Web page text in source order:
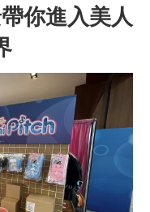
你進入美人